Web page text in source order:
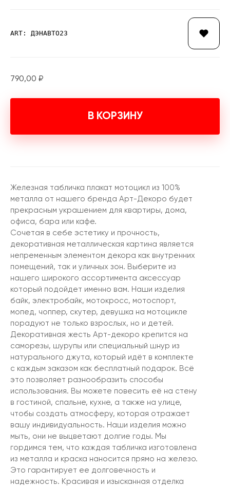
ART: ДЭНАВТО23
790,00 ₽
В КОРЗИНУ
Железная табличка плакат мотоцикл из 100%
металла от нашего бренда Арт-Декоро будет
прекрасным украшением для квартиры, дома,
офиса, бара или кафе.
Сочетая в себе эстетику и прочность,
декоративная металлическая картина является
непременным элементом декора как внутренних
помещений, так и уличных зон. Выберите из
нашего широкого ассортимента аксессуар
который подойдет именно вам. Наши изделия
байк, электробайк, мотокросс, мотоспорт,
мопед, чоппер, скутер, девушка на мотоцикле
порадуют не только взрослых, но и детей.
Декоративная жесть Арт-декоро крепится на
саморезы, шурупы или специальный шнур из
натурального джута, который идёт в комплекте
с каждым заказом как бесплатный подарок. Всё
это позволяет разнообразить способы
использования. Вы можете повесить её на стену
в гостиной, спальне, кухне, а также на улице,
чтобы создать атмосферу, которая отражает
вашу индивидуальность. Наши изделия можно
мыть, они не выцветают долгие годы. Мы
гордимся тем, что каждая табличка изготовлена
из металла и краска наносится прямо на железо.
Это гарантирует ее долговечность и
надежность. Красивая и изысканная отделка